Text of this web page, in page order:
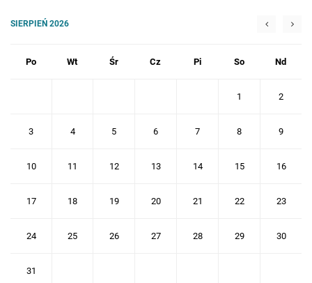
SIERPIEŃ 2026
Po Wt Śr Cz Pi So Nd
1 2
3 4 5 6 7 8 9
10 11 12 13 14 15 16
17 18 19 20 21 22 23
24 25 26 27 28 29 30
31